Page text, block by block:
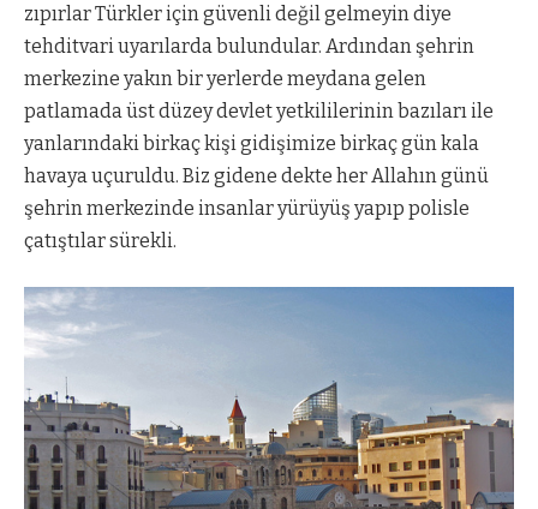
zıpırlar Türkler için güvenli değil gelmeyin diye
tehditvari uyarılarda bulundular. Ardından şehrin
merkezine yakın bir yerlerde meydana gelen
patlamada üst düzey devlet yetkililerinin bazıları ile
yanlarındaki birkaç kişi gidişimize birkaç gün kala
havaya uçuruldu. Biz gidene dekte her Allahın günü
şehrin merkezinde insanlar yürüyüş yapıp polisle
çatıştılar sürekli.